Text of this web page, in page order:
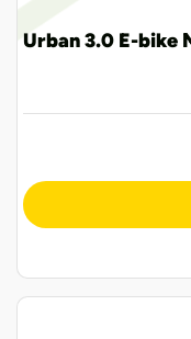
Urban 3.0 E-bike